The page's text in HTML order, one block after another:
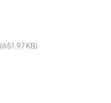
(651.97 KB)